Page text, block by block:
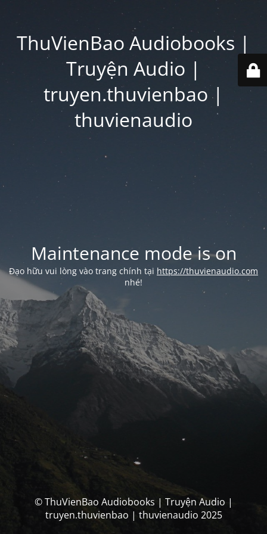
ThuVienBao Audiobooks |
Truyện Audio |
truyen.thuvienbao |
thuvienaudio
Maintenance mode is on
Đạo hữu vui lòng vào trang chính tại https://thuvienaudio.com
nhé!
© ThuVienBao Audiobooks | Truyện Audio |
truyen.thuvienbao | thuvienaudio 2025